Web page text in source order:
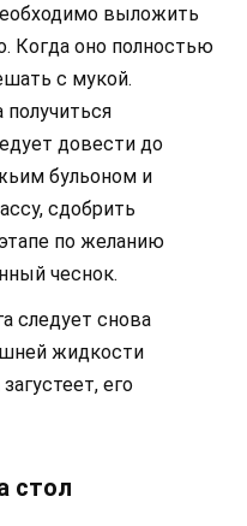
выложить
Когда оно полностью
с мукой.
довести до
бульоном и
сдобрить
по желанию
чеснок.
следует снова
жидкости
его
стол